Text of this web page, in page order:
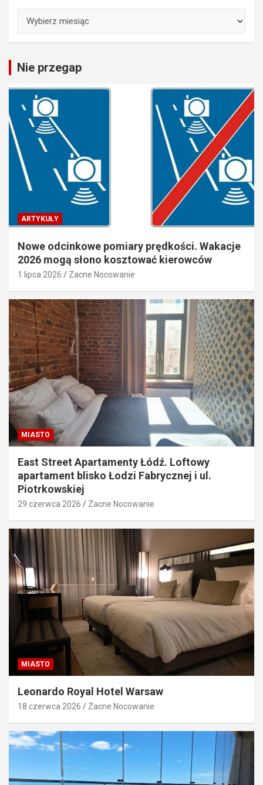
Nie przegap
ARTYKUŁY
Nowe odcinkowe pomiary prędkości. Wakacje
2026 mogą słono kosztować kierowców
1 lipca 2026 Zacne Nocowanie
MIASTO
East Street Apartamenty Łódź. Loftowy
apartament blisko Łodzi Fabrycznej i ul.
Piotrkowskiej
29 czerwca 2026 Zacne Nocowanie
MIASTO
Leonardo Royal Hotel Warsaw
18 czerwca 2026 Zacne Nocowanie